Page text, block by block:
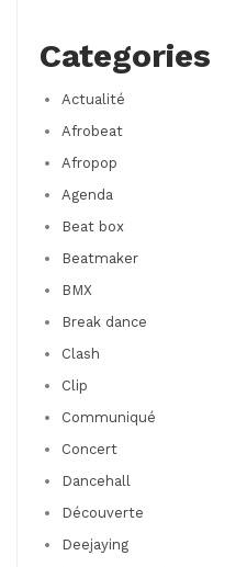
Categories
Actualité
Afrobeat
Afropop
Agenda
Beat box
Beatmaker
BMX
Break dance
Clash
Clip
Communiqué
Concert
Dancehall
Découverte
Deejaying